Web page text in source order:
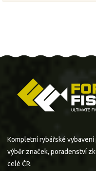
Kompletní rybářské vybavení
výběr značek, poradenství
celé ČR.